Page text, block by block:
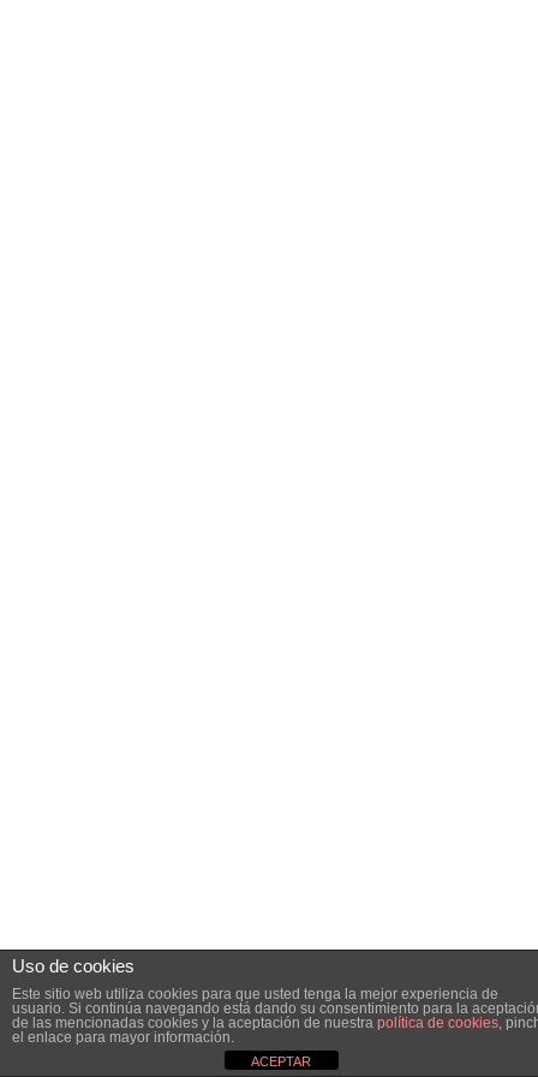
Uso de cookies
Este sitio web utiliza cookies para que usted tenga la mejor experiencia de
usuario. Si continúa navegando está dando su consentimiento para la
de las mencionadas cookies y la aceptación de nuestra política de cookies,
el enlace para mayor información.
ACEPTAR